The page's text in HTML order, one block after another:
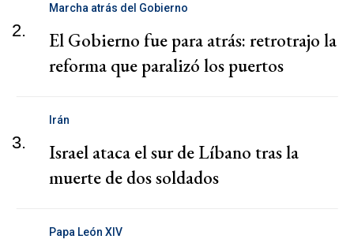
2.
Marcha atrás del Gobierno
El Gobierno fue para atrás: retrotrajo la
reforma que paralizó los puertos
3.
Irán
Israel ataca el sur de Líbano tras la
muerte de dos soldados
Papa León XIV